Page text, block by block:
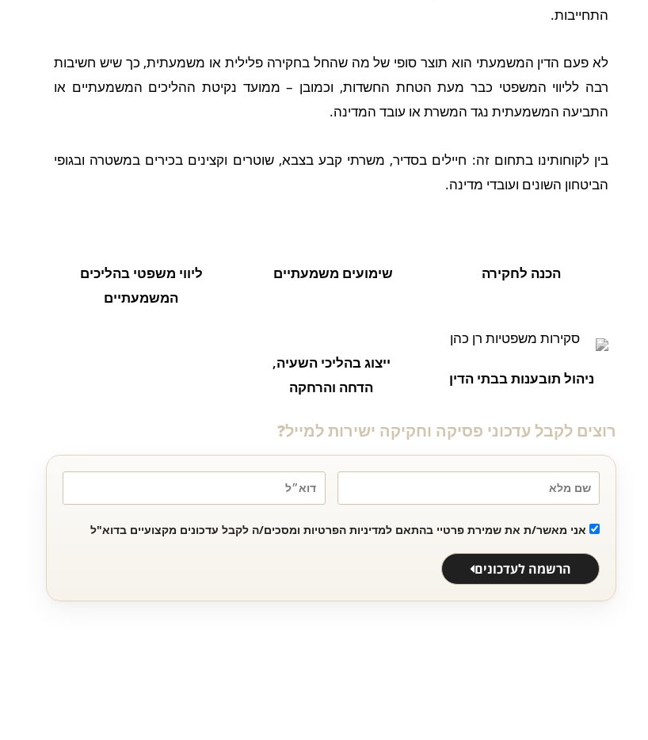
התחייבות.
לא פעם הדין המשמעתי הוא תוצר סופי של מה שהחל בחקירה פלילית או משמעתית, כך שיש חשיבות
רבה לליווי המשפטי כבר מעת הטחת החשדות, וכמובן – ממועד נקיטת ההליכים המשמעתיים או
התביעה המשמעתית נגד המשרת או עובד המדינה.
בין לקוחותינו בתחום זה: חיילים בסדיר, משרתי קבע בצבא, שוטרים וקצינים בכירים במשטרה ובגופי
הביטחון השונים ועובדי מדינה.
הכנה לחקירה שימועים משמעתיים
ליווי משפטי בהליכים
המשמעתיים
ניהול תובענות בבתי הדין
ייצוג בהליכי השעיה,
הדחה והרחקה
רוצים לקבל עדכוני פסיקה וחקיקה ישירות למייל?
מלא
דוא״ל
אני מאשר/ת את שמירת פרטיי בהתאם למדיניות הפרטיות ומסכים/ה לקבל עדכונים מקצועיים בדוא"ל
הרשמה לעדכונים